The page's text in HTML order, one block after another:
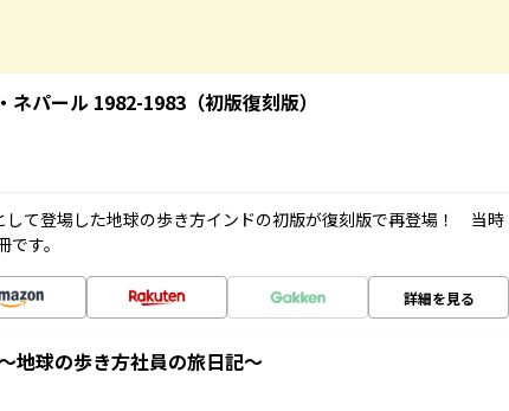
パール 1982-1983（初版復刻版）
して登場した地球の歩き方インドの初版が復刻版で再登場！ 当時
す。
詳細を見る
地球の歩き方社員の旅日記～